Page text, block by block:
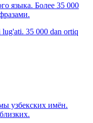
языка. Более 35 000
35 000 dan ortiq
узбекских имён.